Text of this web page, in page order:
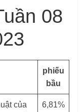
08
phiếu
bầu
của
6,81%